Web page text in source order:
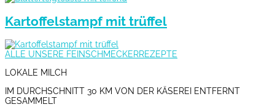
Kartoffelstampf mit trüffel
ALLE UNSERE FEINSCHMECKERREZEPTE
LOKALE MILCH
IM DURCHSCHNITT 30 KM VON DER KÄSEREI ENTFERNT
GESAMMELT